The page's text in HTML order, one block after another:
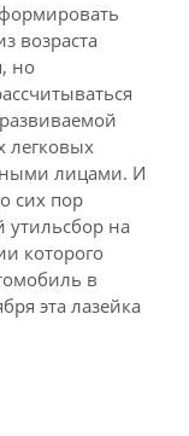
возраста
но
легковых
лицами. И
сих пор
утильсбор на
которого
в
эта лазейка